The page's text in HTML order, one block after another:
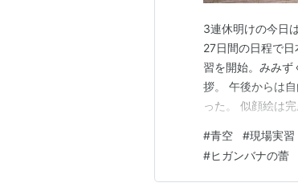
3連休明けの今日
27日間の日程で
習を開始。みみず
拶。 午後からは
った。 似顔絵は
ープ「ひだまり＆
た。感謝。 森の
#青空 #現場実習
#ヒガンバナの蕾